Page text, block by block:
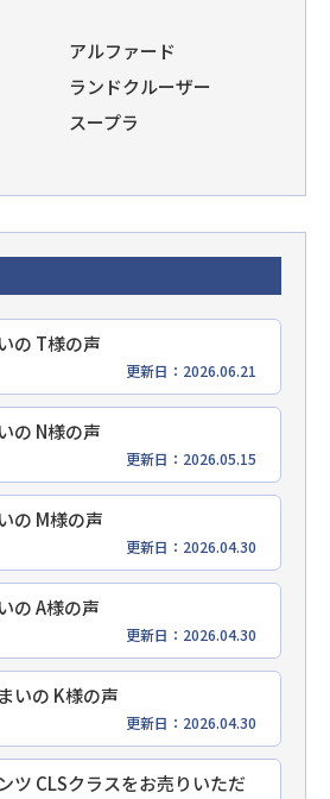
アルファード
ランドクルーザー
スープラ
の T様の声
更新日：2026.06.21
の N様の声
更新日：2026.05.15
の M様の声
更新日：2026.04.30
の A様の声
更新日：2026.04.30
いの K様の声
更新日：2026.04.30
ツ CLSクラスをお売りいただ